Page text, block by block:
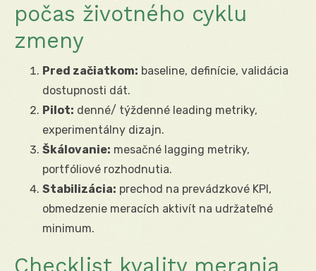
počas životného cyklu
zmeny
Pred začiatkom: baseline, definície, validácia
dostupnosti dát.
Pilot: denné/ týždenné leading metriky,
experimentálny dizajn.
Škálovanie: mesačné lagging metriky,
portfóliové rozhodnutia.
Stabilizácia: prechod na prevádzkové KPI,
obmedzenie meracích aktivít na udržateľné
minimum.
Checklist kvality merania